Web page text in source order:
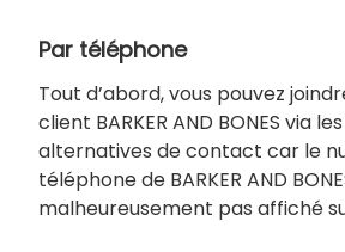
Par téléphone
Tout d’abord, vous pouvez
client BARKER AND BONES via
alternatives de contact car le
téléphone de BARKER AND
malheureusement pas affiché